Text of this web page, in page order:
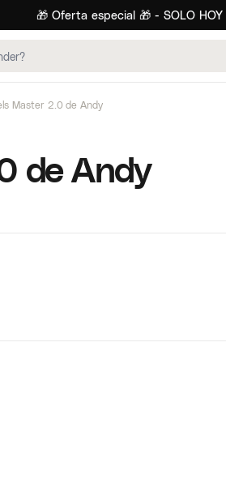
🎁 Oferta especial 🎁 - SOLO HOY
Master 2.0 de Andy
de Andy